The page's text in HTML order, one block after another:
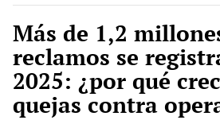
Más de 1,2
reclamos se
2025: ¿por qué
quejas contra